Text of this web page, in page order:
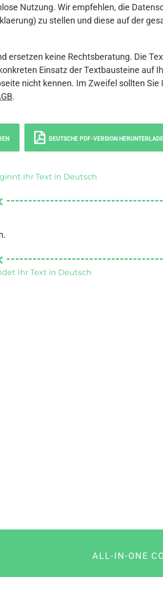
Nutzung. Wir empfehlen, die
zu stellen und diese auf der
ersetzen keine Rechtsberatung. Die
Einsatz der Textbausteine auf
nicht kennen. Im Zweifel sollten
.
DEUTSCHE PDF-VERSION
Ihr Text in Deutsch
Ihr Text in Deutsch
ALL-IN-ONE